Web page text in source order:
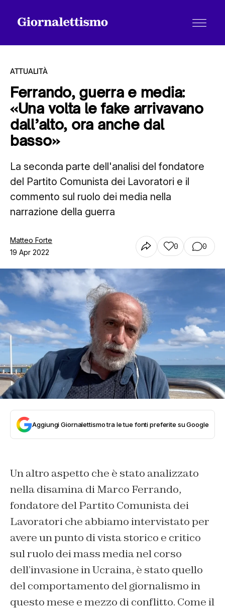
Tutti gli articoli
ATTUALITÀ
Ferrando, guerra e media:
«Una volta le fake arrivavano
dall’alto, ora anche dal
basso»
La seconda parte dell'analisi del fondatore
del Partito Comunista dei Lavoratori e il
commento sul ruolo dei media nella
narrazione della guerra
Matteo Forte
19 Apr 2022
0 0
Aggiungi Giornalettismo tra le tue fonti preferite su Google
Un altro aspetto che è stato analizzato
nella disamina di Marco Ferrando,
fondatore del Partito Comunista dei
Lavoratori che abbiamo intervistato per
avere un punto di vista storico e critico
sul ruolo dei mass media nel corso
dell’invasione in Ucraina, è stato quello
del comportamento del giornalismo in
questo mese e mezzo di conflitto. Come il